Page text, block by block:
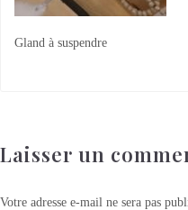
Gland à suspendre
Laisser un
Votre adresse e-mail ne sera pas